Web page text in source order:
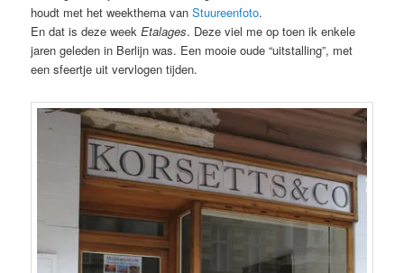
houdt met het weekthema vanStuureenfoto.
En dat is deze weekEtalages. Deze viel me op toen ik enkele
jaren geleden in Berlijn was. Een mooie oude “uitstalling”, met
een sfeertje uit vervlogen tijden.